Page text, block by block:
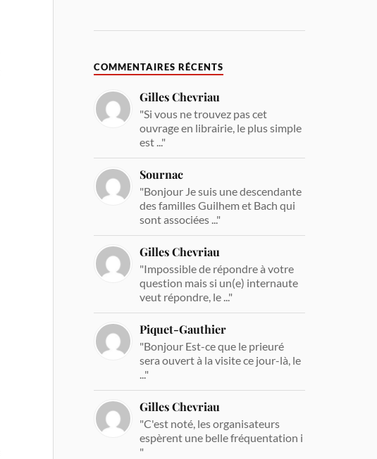
COMMENTAIRES RÉCENTS
Gilles Chevriau
"Si vous ne trouvez pas cet
ouvrage en librairie, le plus simple
est ..."
Sournac
"Bonjour Je suis une descendante
des familles Guilhem et Bach qui
sont associées ..."
Gilles Chevriau
"Impossible de répondre à votre
question mais si un(e) internaute
veut répondre, le ..."
Piquet-Gauthier
"Bonjour Est-ce que le prieuré
sera ouvert à la visite ce jour-là, le
..."
Gilles Chevriau
"C'est noté, les organisateurs
espèrent une belle fréquentation i
"